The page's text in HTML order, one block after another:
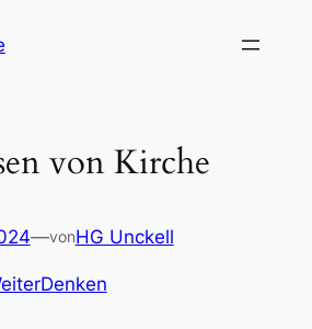
von Kirche
—vonHG Unckell